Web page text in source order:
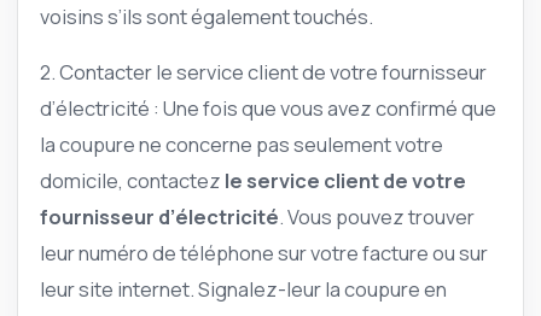
voisins s’ils sont également touchés.
2. Contacter le service client de votre fournisseur
d’électricité : Une fois que vous avez confirmé que
la coupure ne concerne pas seulement votre
domicile, contactez le service client de votre
fournisseur d’électricité. Vous pouvez trouver
leur numéro de téléphone sur votre facture ou sur
leur site internet. Signalez-leur la coupure en